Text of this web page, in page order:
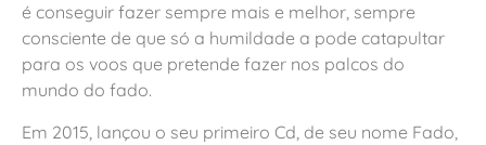
é conseguir fazer sempre mais e melhor, sempre
consciente de que só a humildade a pode catapultar
para os voos que pretende fazer nos palcos do
mundo do fado.
Em 2015, lançou o seu primeiro Cd, de seu nome Fado,